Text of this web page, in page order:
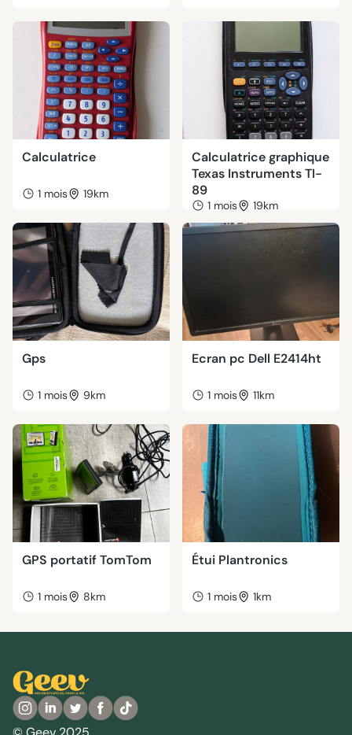
Calculatrice
1 mois 19km
Calculatrice graphique
Texas Instruments TI-
89
1 mois 19km
Gps
1 mois 9km
Ecran pc Dell E2414ht
1 mois 11km
GPS portatif TomTom
1 mois 8km
Étui Plantronics
1 mois 1km